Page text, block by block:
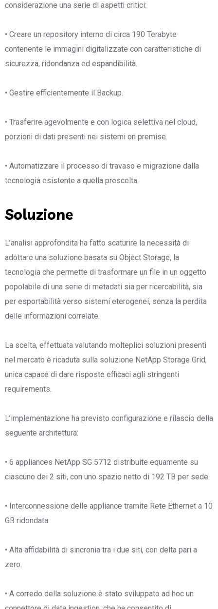
considerazione una serie di aspetti critici:
• Creare un repository interno di circa 190 Terabyte
contenente le immagini digitalizzate con caratteristiche di
sicurezza, ridondanza ed espandibilità.
• Gestire efficientemente il Backup.
• Trasferire agevolmente e con logica selettiva nel cloud,
porzioni di dati presenti nei sistemi on premise.
• Automatizzare il processo di travaso e migrazione dalla
tecnologia esistente a quella prescelta.
Soluzione
L’analisi approfondita ha fatto scaturire la necessità di
adottare una soluzione basata su Object Storage, la
tecnologia che permette di trasformare un file in un oggetto
popolabile di una serie di metadati sia per ricercabilità, sia
per esportabilità verso sistemi eterogenei, senza la perdita
delle informazioni correlate.
La scelta, effettuata valutando molteplici soluzioni presenti
nel mercato è ricaduta sulla soluzione NetApp Storage Grid,
unica capace di dare risposte efficaci agli stringenti
requirements.
L’implementazione ha previsto configurazione e rilascio della
seguente architettura:
• 6 appliances NetApp SG 5712 distribuite equamente su
ciascuno dei 2 siti, con uno spazio netto di 192 TB per sede.
• Interconnessione delle appliance tramite Rete Ethernet a 10
GB ridondata.
• Alta affidabilità di sincronia tra i due siti, con delta pari a
zero.
• A corredo della soluzione è stato sviluppato ad hoc un